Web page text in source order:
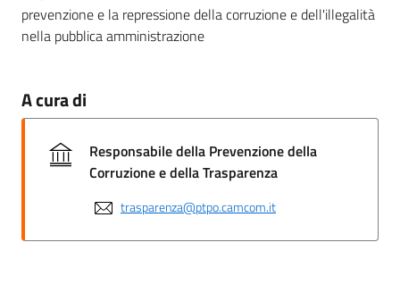
prevenzione e la repressione della corruzione e dell'illegalità
nella pubblica amministrazione
A cura di
Responsabile della Prevenzione della
Corruzione e della Trasparenza
trasparenza@ptpo.camcom.it